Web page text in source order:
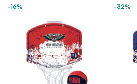
-16%
-32%